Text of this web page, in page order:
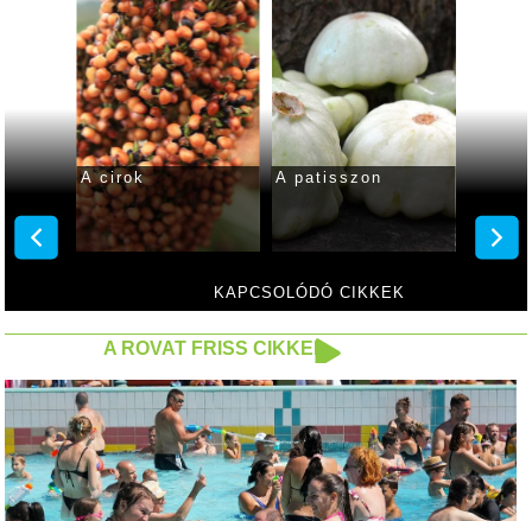
KAPCSOLÓDÓ CIKKEK
A cirok A patisszon A
A ROVAT FRISS CIKKEI